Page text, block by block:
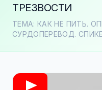
ТРЕЗВОСТИ
ТЕМА: КАК НЕ ПИТЬ.
СУРДОПЕРЕВОД.